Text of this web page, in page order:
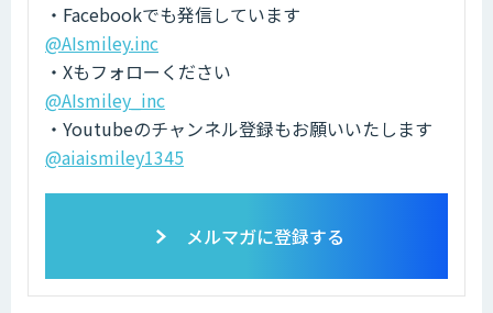
・Facebookでも発信しています
@AIsmiley.inc
・Xもフォローください
@AIsmiley_inc
・Youtubeのチャンネル登録もお願いいたします
@aiaismiley1345
メルマガに登録する